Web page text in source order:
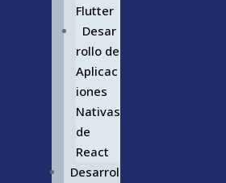
Flutter
Desar
rollo de
Aplicac
iones
Nativas
de
React
Desarrol